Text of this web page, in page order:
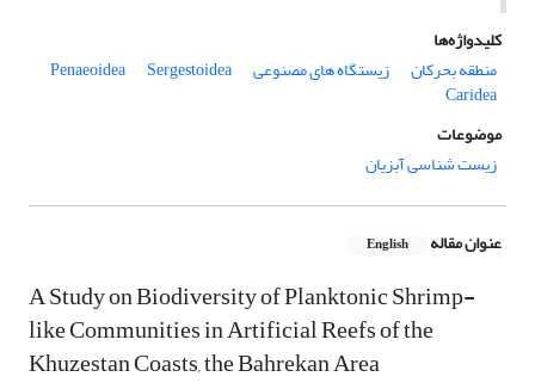
کلیدواژه‌ها
منطقه بحرکان
زیستگاه های مصنوعی Penaeoidea Sergestoidea
Caridea
موضوعات
زیست شناسی آبزیان
عنوان مقاله English
A Study on Biodiversity of Planktonic Shrimp-
like Communities in Artificial Reefs of the
Khuzestan Coasts, the Bahrekan Area